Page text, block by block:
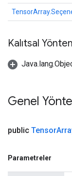
Kalıtsal
Genel
public Tensor
Parametreler